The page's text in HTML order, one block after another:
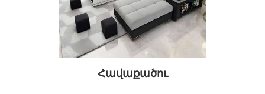
Հավաքածու